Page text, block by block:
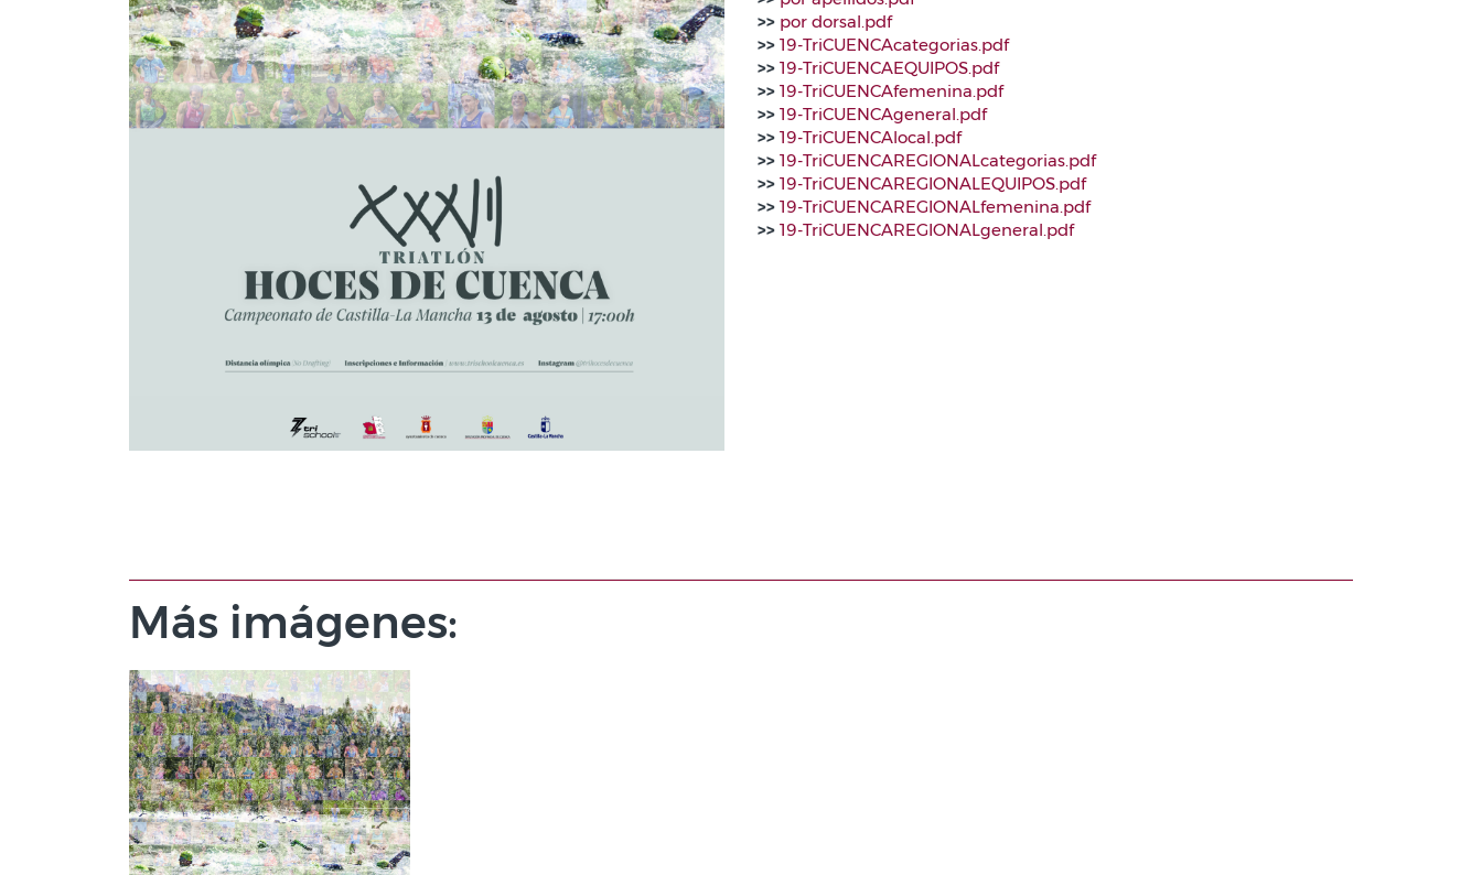
>> por dorsal.pdf
>> 19-TriCUENCAcategorias.pdf
>> 19-TriCUENCAEQUIPOS.pdf
>> 19-TriCUENCAfemenina.pdf
>> 19-TriCUENCAgeneral.pdf
>> 19-TriCUENCAlocal.pdf
>> 19-TriCUENCAREGIONALcategorias.pdf
>> 19-TriCUENCAREGIONALEQUIPOS.pdf
>> 19-TriCUENCAREGIONALfemenina.pdf
>> 19-TriCUENCAREGIONALgeneral.pdf
Más imágenes: